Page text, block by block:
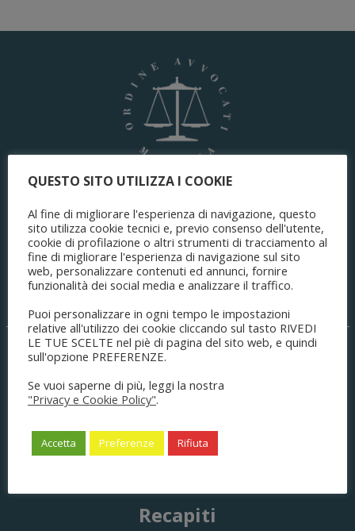
ORDINE DEGLI AVVOCATI
di Modena
Sede legale
Palazzo di Giustizia
41121Modena (MO) Italia
C.F. 80008490361
cod.un.fatturaz.: UFPJXM
no CIG
Recapiti
QUESTO SITO UTILIZZA I COOKIE
Al fine di migliorare l'esperienza di navigazione, questo
sito utilizza cookie tecnici e, previo consenso dell'utente,
cookie di profilazione o altri strumenti di tracciamento al
fine di migliorare l'esperienza di navigazione sul sito
web, personalizzare contenuti ed annunci, fornire
funzionalità dei social media e analizzare il traffico.
Puoi personalizzare in ogni tempo le impostazioni
relative all'utilizzo dei cookie cliccando sul tasto RIVEDI
LE TUE SCELTE nel piè di pagina del sito web, e quindi
sull'opzione PREFERENZE.
Se vuoi saperne di più, leggi la nostra
"Privacy e Cookie Policy".
Accetta Preferenze Rifiuta